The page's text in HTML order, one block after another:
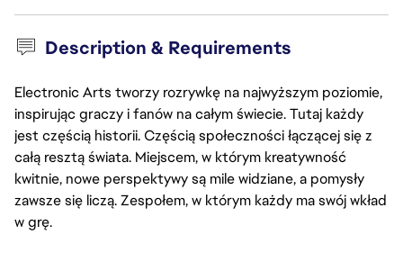
Description & Requirements
Electronic Arts tworzy rozrywkę na najwyższym poziomie,
inspirując graczy i fanów na całym świecie. Tutaj każdy
jest częścią historii. Częścią społeczności łączącej się z
całą resztą świata. Miejscem, w którym kreatywność
kwitnie, nowe perspektywy są mile widziane, a pomysły
zawsze się liczą. Zespołem, w którym każdy ma swój wkład
w grę.